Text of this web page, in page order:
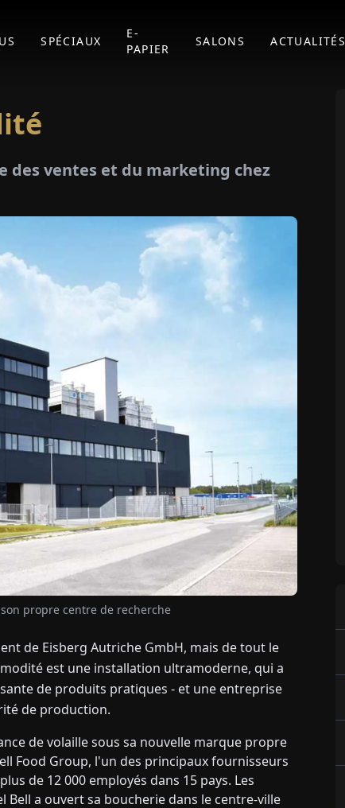
SPÉCIAUX
E-
PAPIER
SALONS ACTUALITÉS
des ventes et du marketing chez
propre centre de recherche
de Eisberg Autriche GmbH, mais de tout le
est une installation ultramoderne, qui a
de produits pratiques - et une entreprise
de production.
de volaille sous sa nouvelle marque propre
Food Group, l'un des principaux fournisseurs
de 12 000 employés dans 15 pays. Les
a ouvert sa boucherie dans le centre-ville